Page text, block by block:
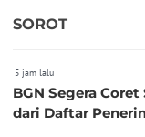
SOROT
5 jam lalu
BGN Segera
dari Daftar